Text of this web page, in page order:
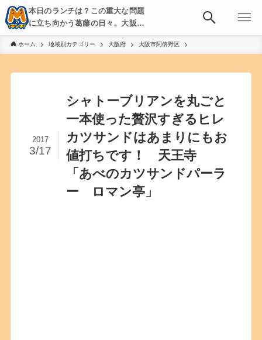
本日のランチは？この重大な問題
に立ち向かう葛藤の日々。大阪・
京都・神戸を中心とした食べ歩
き、飲み歩きを綴る。
ホーム 地域別カテゴリー 大阪府 大阪市阿倍野区
シャトーブリアンを丸ごと
一本使った贅沢すぎるヒレ
カツサンドはあまりにもお
値打ちです！ 天王寺
「あべのカツサンドパーラ
ー ロマン亭」
2017
3/17